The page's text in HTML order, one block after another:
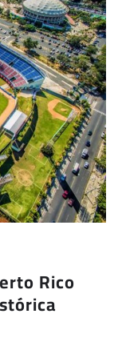
Rico